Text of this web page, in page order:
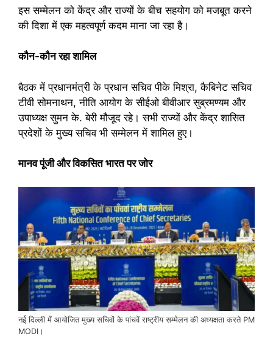
इस सम्मेलन को केंद्र और राज्यों के बीच सहयोग को मजबूत करने
की दिशा में एक महत्वपूर्ण कदम माना जा रहा है।
कौन-कौन रहा शामिल
बैठक में प्रधानमंत्री के प्रधान सचिव पीके मिश्रा, कैबिनेट सचिव
टीवी सोमनाथन, नीति आयोग के सीईओ बीवीआर सुब्रमण्यम और
उपाध्यक्ष सुमन के. बेरी मौजूद रहे। सभी राज्यों और केंद्र शासित
प्रदेशों के मुख्य सचिव भी सम्मेलन में शामिल हुए।
मानव पूंजी और विकसित भारत पर जोर
नई दिल्ली में आयोजित मुख्य सचिवों के पांचवें राष्ट्रीय सम्मेलन की अध्यक्षता करते PM
MODI।